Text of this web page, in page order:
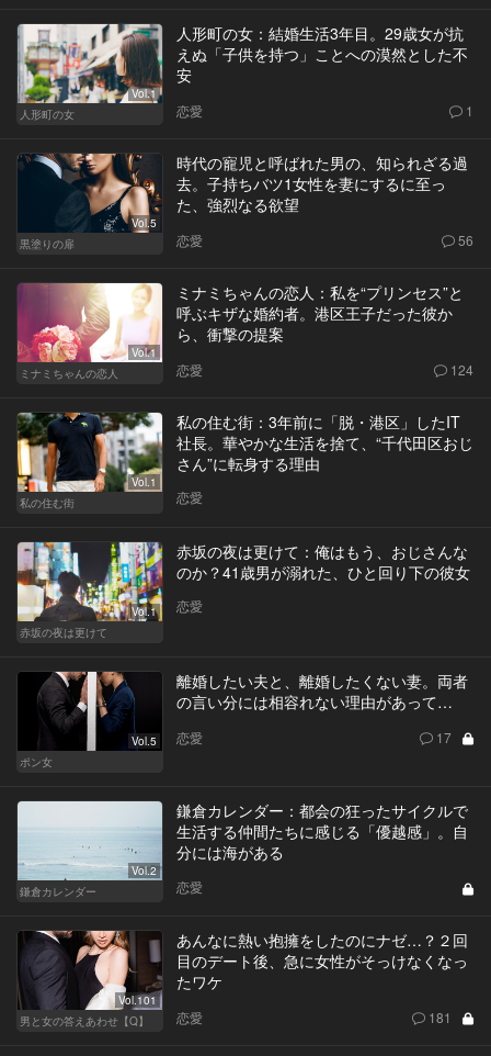
Vol.1
人形町の女
人形町の女：結婚生活3年目。29歳女が抗
えぬ「子供を持つ」ことへの漠然とした不
安
恋愛 1
Vol.5
黒塗りの扉
時代の寵児と呼ばれた男の、知られざる過
去。子持ちバツ1女性を妻にするに至っ
た、強烈なる欲望
恋愛 56
Vol.1
ミナミちゃんの恋人
ミナミちゃんの恋人：私を“プリンセス”と
呼ぶキザな婚約者。港区王子だった彼か
ら、衝撃の提案
恋愛 124
Vol.1
私の住む街
私の住む街：3年前に「脱・港区」したIT
社長。華やかな生活を捨て、“千代田区おじ
さん”に転身する理由
恋愛
Vol.1
赤坂の夜は更けて
赤坂の夜は更けて：俺はもう、おじさんな
のか？41歳男が溺れた、ひと回り下の彼女
恋愛
Vol.5
ポン女
離婚したい夫と、離婚したくない妻。両者
の言い分には相容れない理由があって…
恋愛 17
Vol.2
鎌倉カレンダー
鎌倉カレンダー：都会の狂ったサイクルで
生活する仲間たちに感じる「優越感」。自
分には海がある
恋愛
Vol.101
男と女の答えあわせ【Q】
あんなに熱い抱擁をしたのにナゼ…？２回
目のデート後、急に女性がそっけなくなっ
たワケ
恋愛 181